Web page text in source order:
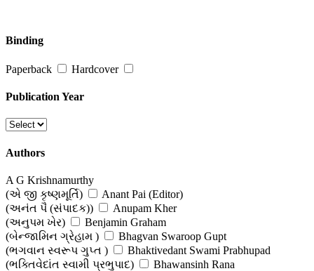
Cookery
(રસોઈકળા)
Edited Works
(વિશિષ્ટ સંપાદનો)
Gandhi
(ગાંધીજી)
Health & Fitness
(આરોગ્ય અને તંદુરસ્તી )
Binding
Paperback Hardcover
Publication Year
Authors
A G Krishnamurthy
(એ જી કૃષ્ણમૂર્તિ)
Anant Pai (Editor)
(અનંત પૈ (સંપાદક))
Anupam Kher
(અનુપમ ખેર)
Benjamin Graham
(બેન્જામિન ગ્રેહામ )
Bhagvan Swaroop Gupt
(ભગવાન સ્વરૂપ ગુપ્ત )
Bhaktivedant Swami Prabhupad
(ભક્તિવેદાંત સ્વામી પ્રભુપાદ)
Bhawansinh Rana